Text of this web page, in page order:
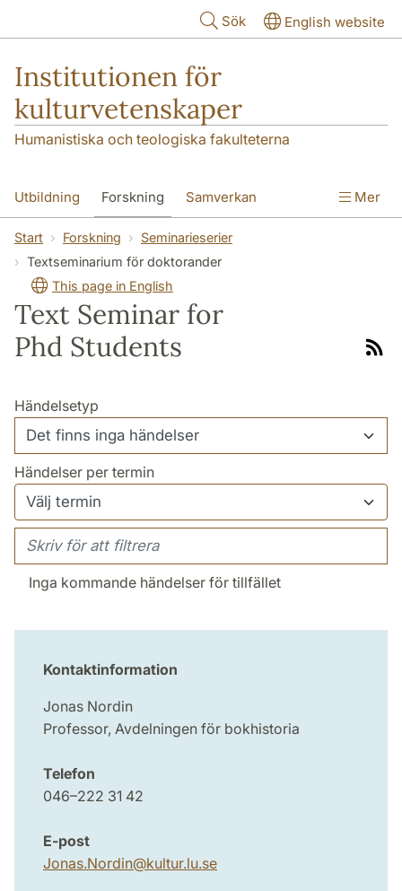
Sök English website
Institutionen för
kulturvetenskaper
Humanistiska och teologiska fakulteterna
Utbildning Forskning Samverkan
Om institutionen Kontakt
Mer
Start Forskning
Seminarieserier
Textseminarium för doktorander
This page in English
Text Seminar for
Phd Students
Rss-
Händelsetyp
Händelser per termin
Inga kommande händelser för tillfället
Kontaktinformation
Jonas Nordin
Professor, Avdelningen för bokhistoria
Telefon
046–222 31 42
E-post
Jonas.Nordin@kultur.lu.se